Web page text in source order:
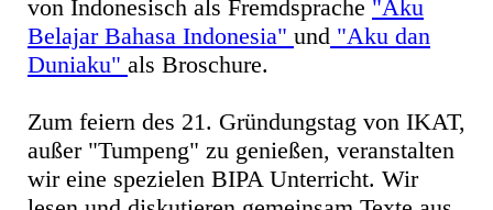
von Indonesisch als Fremdsprache "Aku
Belajar Bahasa Indonesia" und "Aku dan
Duniaku" als Broschure.
Zum feiern des 21. Gründungstag von IKAT,
außer "Tumpeng" zu genießen, veranstalten
wir eine spezielen BIPA Unterricht. Wir